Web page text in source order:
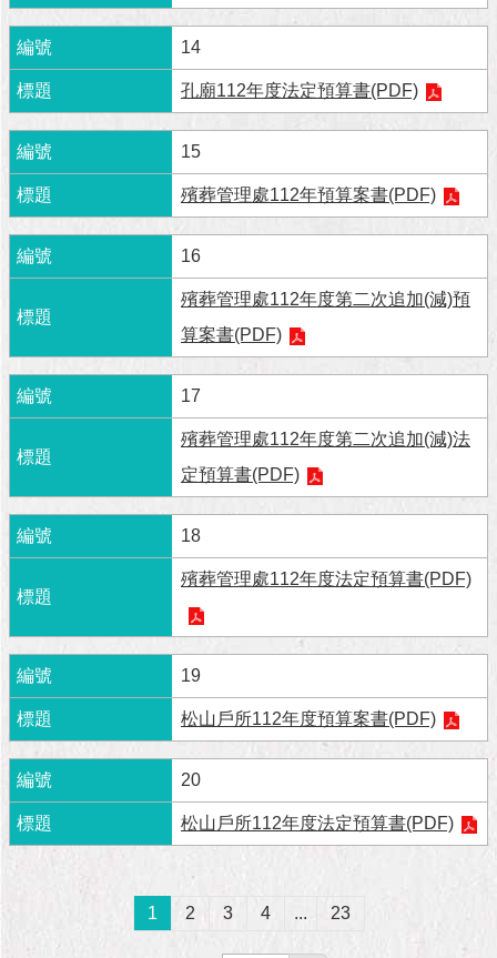
台
北
通
陳
情
系
統
民
參
專
臺
北
遊
政
府
網
站
料
開
放
宣
告
隱
私
權
14
孔廟112年度法定預算書(PDF)
15
殯葬管理處112年預算案書(PDF)
16
殯葬管理處112年度第二次追加(減)預
算案書(PDF)
17
殯葬管理處112年度第二次追加(減)法
定預算書(PDF)
18
殯葬管理處112年度法定預算書(PDF)
19
松山戶所112年度預算案書(PDF)
20
松山戶所112年度法定預算書(PDF)
1 2 3 4 ... 23